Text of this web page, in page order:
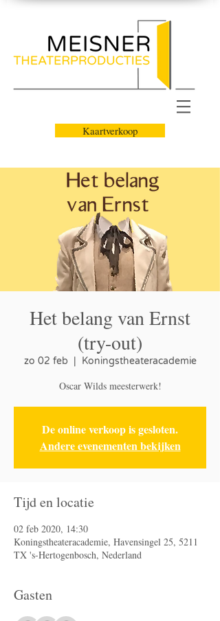
Kaartverkoop
Het belang van Ernst
(try-out)
zo 02 feb Koningstheateracademie
Oscar Wilds meesterwerk!
De online verkoop is gesloten.
Andere evenementen bekijken
Tijd en locatie
02 feb 2020, 14:30
Koningstheateracademie, Havensingel 25, 5211
TX 's-Hertogenbosch, Nederland
Gasten